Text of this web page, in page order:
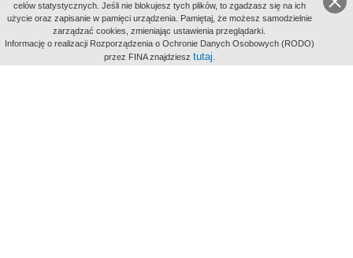
aktywności
celów statystycznych. Jeśli nie blokujesz tych plików, to zgadzasz się na ich
użycie oraz zapisanie w pamięci urządzenia. Pamiętaj, że możesz samodzielnie
zarządzać cookies, zmieniając ustawienia przeglądarki.
Informację o realizacji Rozporządzenia o Ochronie Danych Osobowych (RODO)
przez FINA znajdziesz tutaj